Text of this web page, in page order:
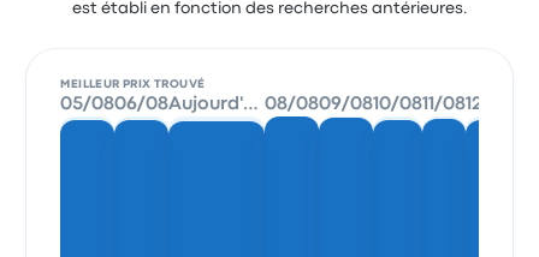
est établi en fonction des recherches antérieures.
MEILLEUR PRIX TROUVÉ
05/0806/08 Aujourd'hui 08/0809/0810/0811/0812/08